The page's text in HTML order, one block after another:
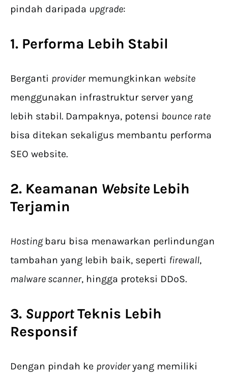
pindah daripada upgrade:
1. Performa Lebih Stabil
Berganti provider memungkinkan website
menggunakan infrastruktur server yang
lebih stabil. Dampaknya, potensi bounce rate
bisa ditekan sekaligus membantu performa
SEO website.
2. Keamanan Website Lebih
Terjamin
Hosting baru bisa menawarkan perlindungan
tambahan yang lebih baik, seperti firewall,
malware scanner, hingga proteksi DDoS.
3. SupportTeknis Lebih
Responsif
Dengan pindah ke provideryang memiliki